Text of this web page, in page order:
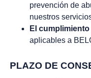
prevención de
nuestros
El
aplicables a
PLAZO DE